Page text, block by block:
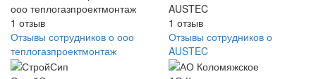
ооо теплогазпроектмонтаж
1 отзыв
Отзывы сотрудников о ооо
теплогазпроектмонтаж
AUSTEC
1 отзыв
Отзывы сотрудников о
AUSTEC